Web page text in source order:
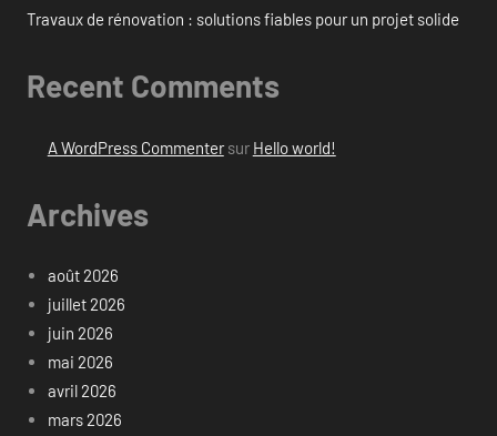
Travaux de rénovation : solutions fiables pour un projet solide
Recent Comments
A WordPress Commentersur Hello world!
Archives
août 2026
juillet 2026
juin 2026
mai 2026
avril 2026
mars 2026